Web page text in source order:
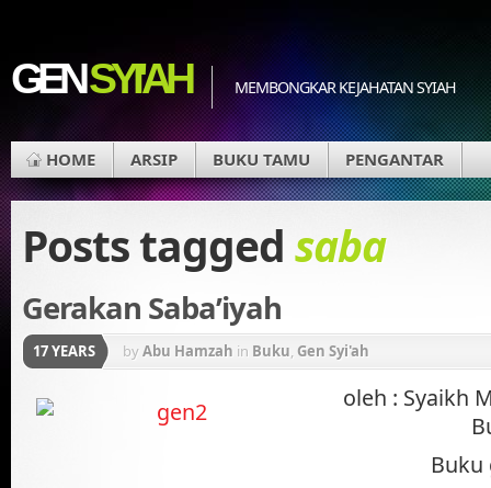
GENSYI'AH MEMBONGKAR KEJAHATAN SYIAH
HOME ARSIP BUKU TAMU PENGANTAR
Posts tagged saba
Gerakan Saba’iyah
17 YEARS byAbu Hamzah in Buku, Gen Syi'ah
oleh : Syaikh
Buku